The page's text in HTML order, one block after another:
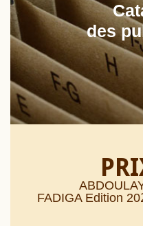
des
FADIGA Edition 20